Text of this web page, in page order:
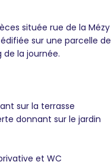
située rue de la
sur une parcelle
la journée.
sur la terrasse
donnant sur le jardin
et WC